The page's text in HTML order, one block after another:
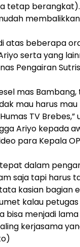
tetap berangkat).
atas beberapa
serta yang
Pengairan
mas
mau harus
TV Brebes,”
Ariyo kepada
para Kepala
dalam
saja tapi harus
kasian bagian
kalau
bisa menjadi
kerjasama